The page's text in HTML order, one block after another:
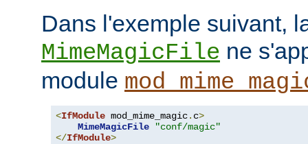
Dans l'exemple suivant,
MimeMagicFile ne
module
<IfModule mod_mime_magic. c>
MimeMagicFile
"conf/magic"
</IfModule>